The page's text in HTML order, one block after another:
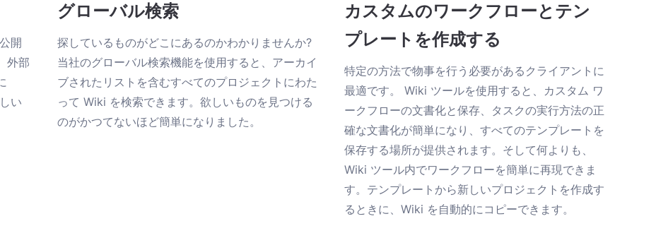
開
外部
い
グローバル検索
探しているものがどこにあるのかわかりませんか?
当社のグローバル検索機能を使用すると、アーカイ
ブされたリストを含むすべてのプロジェクトにわた
って Wiki を検索できます。欲しいものを見つける
のがかつてないほど簡単になりました。
カスタムのワークフローとテン
プレートを作成する
特定の方法で物事を行う必要があるクライアントに
最適です。 Wiki ツールを使用すると、カスタム ワ
ークフローの文書化と保存、タスクの実行方法の正
確な文書化が簡単になり、すべてのテンプレートを
保存する場所が提供されます。そして何よりも、
Wiki ツール内でワークフローを簡単に再現できま
す。テンプレートから新しいプロジェクトを作成す
るときに、Wiki を自動的にコピーできます。